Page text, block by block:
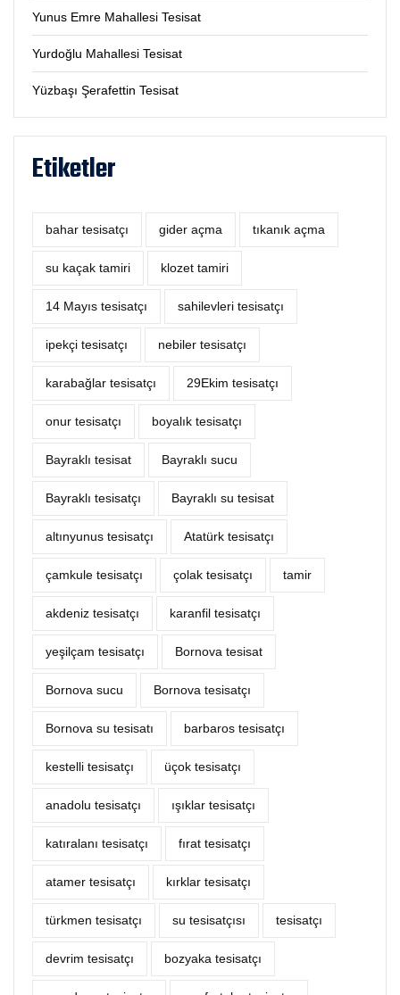
Yunus Emre Mahallesi Tesisat
Yurdoğlu Mahallesi Tesisat
Yüzbaşı Şerafettin Tesisat
Etiketler
bahar tesisatçı ‎gider açma tıkanık açma
su kaçak tamiri klozet tamiri
14 Mayıs tesisatçı sahilevleri tesisatçı
ipekçi tesisatçı nebiler tesisatçı
karabağlar tesisatçı 29Ekim tesisatçı
onur tesisatçı boyalık tesisatçı
Bayraklı tesisat Bayraklı sucu
Bayraklı tesisatçı Bayraklı su tesisat
altınyunus tesisatçı Atatürk tesisatçı
çamkule tesisatçı çolak tesisatçı tamir
akdeniz tesisatçı karanfil tesisatçı
yeşilçam tesisatçı Bornova tesisat
Bornova sucu Bornova tesisatçı
Bornova su tesisatı barbaros tesisatçı
kestelli tesisatçı üçok tesisatçı
anadolu tesisatçı ışıklar tesisatçı
katıralanı tesisatçı fırat tesisatçı
atamer tesisatçı kırklar tesisatçı
türkmen tesisatçı su tesisatçısı tesisatçı
devrim tesisatçı bozyaka tesisatçı